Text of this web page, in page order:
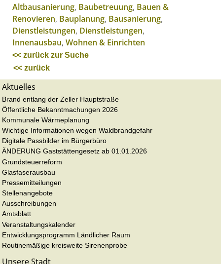
Altbausanierung, Baubetreuung, Bauen &
Renovieren, Bauplanung, Bausanierung,
Dienstleistungen, Dienstleistungen,
Innenausbau, Wohnen & Einrichten
<< zurück zur Suche
<< zurück
Aktuelles
Brand entlang der Zeller Hauptstraße
Öffentliche Bekanntmachungen 2026
Kommunale Wärmeplanung
Wichtige Informationen wegen Waldbrandgefahr
Digitale Passbilder im Bürgerbüro
ÄNDERUNG Gaststättengesetz ab 01.01.2026
Grundsteuerreform
Glasfaserausbau
Pressemitteilungen
Stellenangebote
Ausschreibungen
Amtsblatt
Veranstaltungskalender
Entwicklungsprogramm Ländlicher Raum
Routinemäßige kreisweite Sirenenprobe
Unsere Stadt